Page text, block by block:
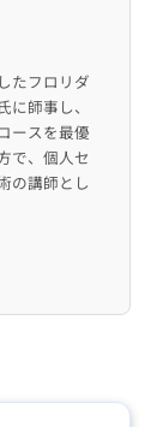
たフロリダ
師事し、
ースを最優
で、個人セ
の講師とし